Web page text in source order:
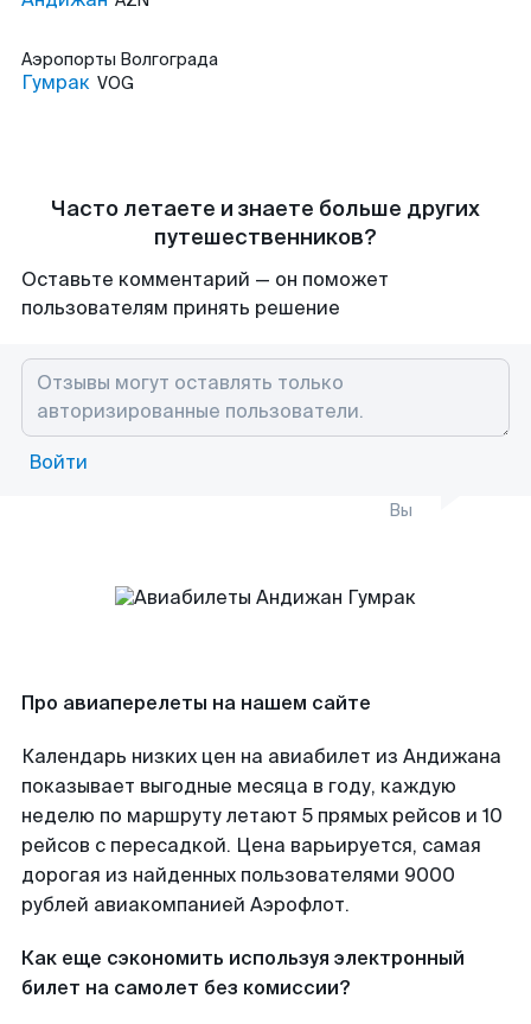
Аэропорты Волгограда
Гумрак VOG
Часто летаете и знаете больше других
путешественников?
Оставьте комментарий — он поможет
пользователям принять решение
Войти
Вы
Про авиаперелеты на нашем сайте
Календарь низких цен на авиабилет из Андижана
показывает выгодные месяца в году, каждую
неделю по маршруту летают 5 прямых рейсов и 10
рейсов с пересадкой. Цена варьируется, самая
дорогая из найденных пользователями 9000
рублей авиакомпанией Аэрофлот.
Как еще сэкономить используя электронный
билет на самолет без комиссии?